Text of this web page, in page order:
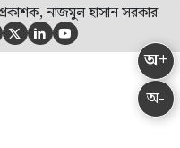
অ-
অ+
নাজমুল হাসান সরকার
  